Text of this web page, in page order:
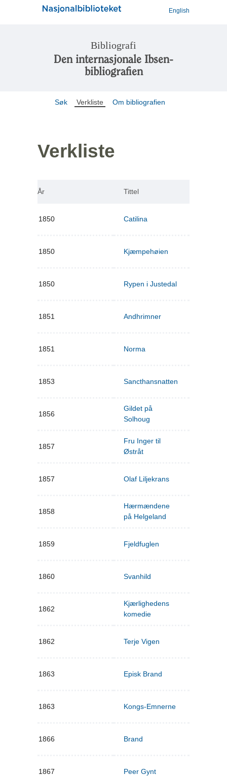
English
Bibliografi
Den internasjonale Ibsen-
bibliografien
Søk Verkliste Om bibliografien
Verkliste
År Tittel
1850 Catilina
1850 Kjæmpehøien
1850 Rypen i Justedal
1851 Andhrimner
1851 Norma
1853 Sancthansnatten
1856
Gildet på
Solhoug
1857
Fru Inger til
Østråt
1857 Olaf Liljekrans
1858
Hærmændene
på Helgeland
1859 Fjeldfuglen
1860 Svanhild
1862
Kjærlighedens
komedie
1862 Terje Vigen
1863 Episk Brand
1863 Kongs-Emnerne
1866 Brand
1867 Peer Gynt